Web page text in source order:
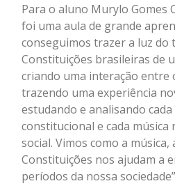
Para o aluno Murylo Gomes
foi uma aula de grande
conseguimos trazer a luz do
Constituições brasileiras de
criando uma interação entre
trazendo uma experiência
estudando e analisando
constitucional e cada música
social. Vimos como a música,
Constituições nos ajudam a
períodos da nossa